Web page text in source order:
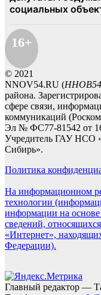
16+
© 2021
NNOV54.RU (
района.
сфере связи,
коммуникаций
Эл № ФС77-81542 от
Учредитель ГАУ НСО
Сибирь».
Политика
На информационном
технологии
информации на основе
сведений,
«Интернет»,
Федерации).
Главный редактор —